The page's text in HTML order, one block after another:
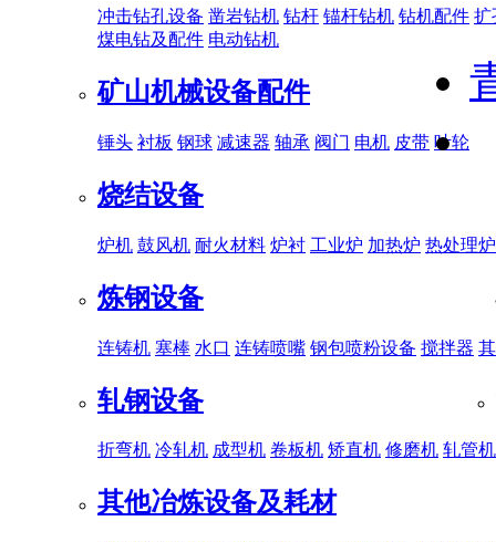
冲击钻孔设备 凿岩钻机 钻杆 锚杆钻机 钻机配件 扩
煤电钻及配件 电动钻机
矿山机械设备配件
锤头 衬板 钢球 减速器 轴承 阀门 电机 皮带 叶轮
烧结设备
炉机 鼓风机 耐火材料 炉衬 工业炉 加热炉 热处理炉
炼钢设备
连铸机 塞棒 水口 连铸喷嘴 钢包喷粉设备 搅拌器
轧钢设备
折弯机 冷轧机 成型机 卷板机 矫直机 修磨机 轧管机
其他冶炼设备及耗材